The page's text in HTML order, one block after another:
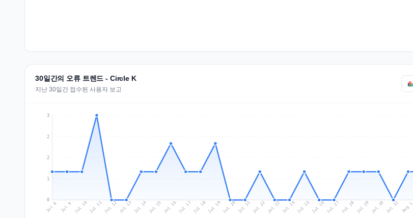
30일간의 오류 트렌드 - Circle K
지난 30일간 접수된 사용자 보고
0
1
2
2
3
Jul 8 Jul 9 Jul 10 Jul 11Jul 12 Jul 13 Jul 14 Jul 15 Jul 16Jul 17 Jul 18Jul 19 Jul 20 Jul 21 Jul 22 Jul 23 Jul 24Jul 25 Jul 26Jul 27 Jul 28 Jul 29 Jul 30 Jul 31 Aug 1